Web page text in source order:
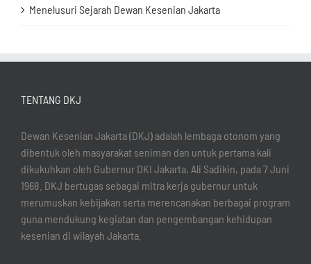
Menelusuri Sejarah Dewan Kesenian Jakarta
TENTANG DKJ
Dewan Kesenian Jakarta (DKJ) adalah lembaga otonom yang
dibentuk oleh masyarakat seniman dan untuk pertama kali
dikukuhkan oleh Gubernur DKI Jakarta, Ali Sadikin, pada 7 Juni
1968. DKJ bertugas sebagai mitra kerja gubernur untuk
merumuskan kebijakan serta merencanakan berbagai program
guna mendukung kegiatan dan pengembangan kehidupan
kesenian di wilayah Jakarta.